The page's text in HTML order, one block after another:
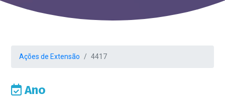
Ações de Extensão 4417
Ano